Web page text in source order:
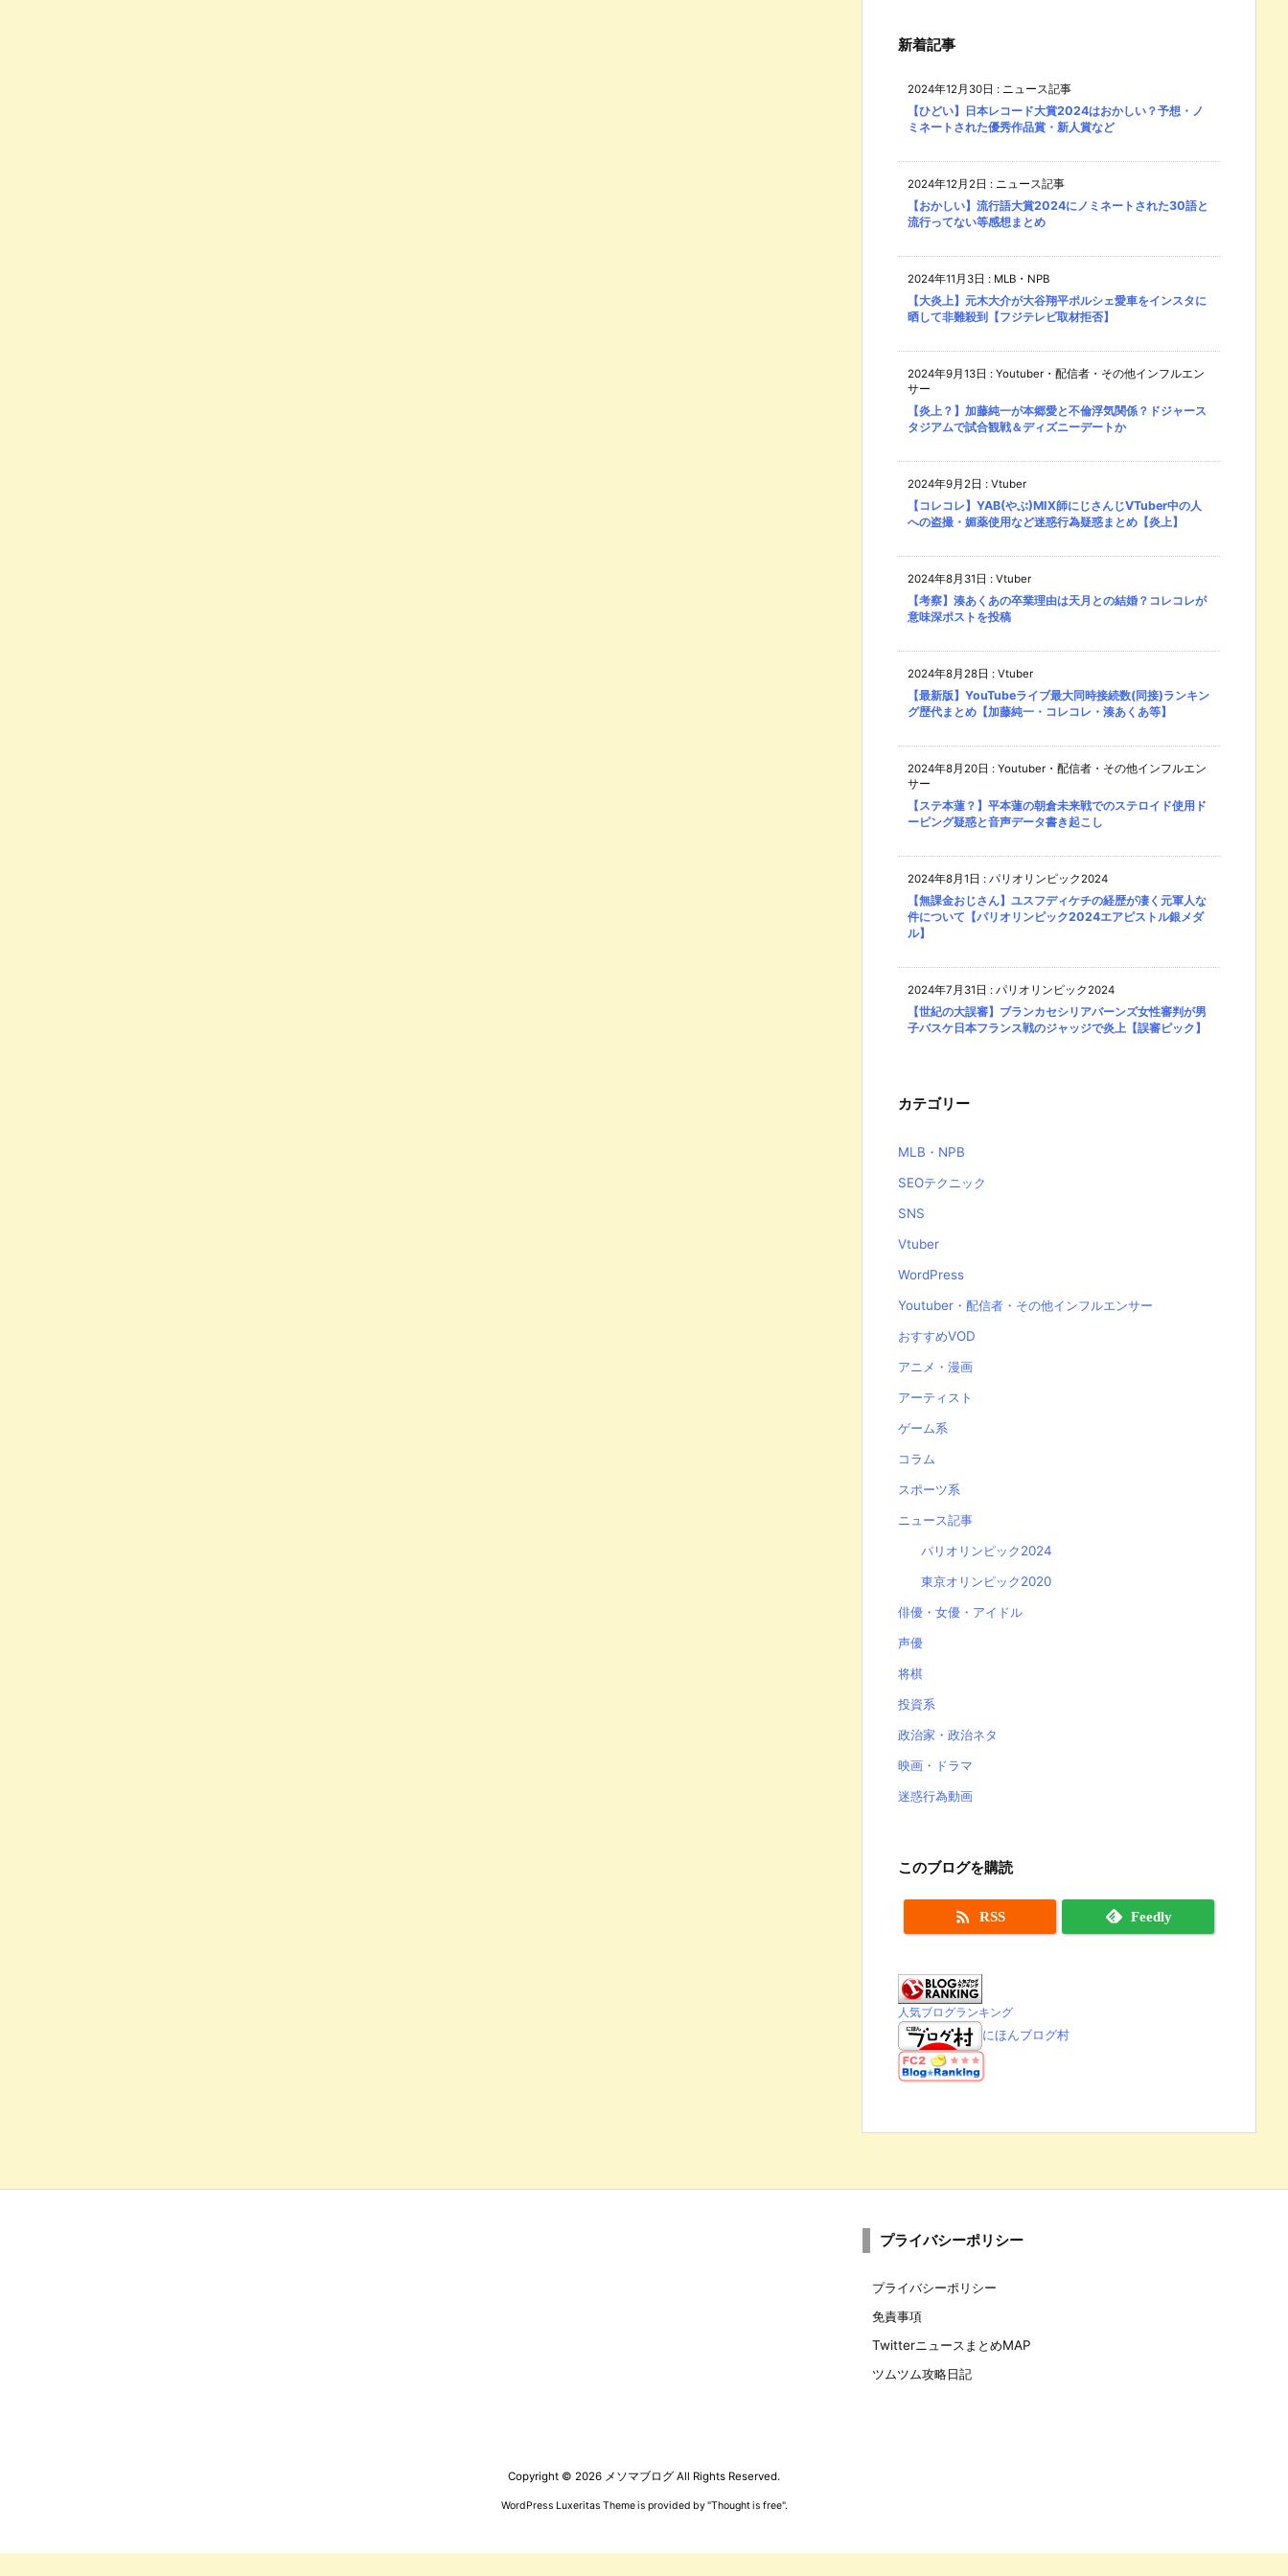
新着記事
2024年12月30日 : ニュース記事
【ひどい】日本レコード大賞2024はおかしい？予想・ノ
ミネートされた優秀作品賞・新人賞など
2024年12月2日 : ニュース記事
【おかしい】流行語大賞2024にノミネートされた30語と
流行ってない等感想まとめ
2024年11月3日 : MLB・NPB
【大炎上】元木大介が大谷翔平ポルシェ愛車をインスタに
晒して非難殺到【フジテレビ取材拒否】
2024年9月13日 : Youtuber・配信者・その他インフルエン
サー
【炎上？】加藤純一が本郷愛と不倫浮気関係？ドジャース
タジアムで試合観戦＆ディズニーデートか
2024年9月2日 : Vtuber
【コレコレ】YAB(やぶ)MIX師にじさんじVTuber中の人
への盗撮・媚薬使用など迷惑行為疑惑まとめ【炎上】
2024年8月31日 : Vtuber
【考察】湊あくあの卒業理由は天月との結婚？コレコレが
意味深ポストを投稿
2024年8月28日 : Vtuber
【最新版】YouTubeライブ最大同時接続数(同接)ランキン
グ歴代まとめ【加藤純一・コレコレ・湊あくあ等】
2024年8月20日 : Youtuber・配信者・その他インフルエン
サー
【ステ本蓮？】平本蓮の朝倉未来戦でのステロイド使用ド
ーピング疑惑と音声データ書き起こし
2024年8月1日 : パリオリンピック2024
【無課金おじさん】ユスフディケチの経歴が凄く元軍人な
件について【パリオリンピック2024エアピストル銀メダ
ル】
2024年7月31日 : パリオリンピック2024
【世紀の大誤審】ブランカセシリアバーンズ女性審判が男
子バスケ日本フランス戦のジャッジで炎上【誤審ピック】
カテゴリー
MLB・NPB
SEOテクニック
SNS
Vtuber
WordPress
Youtuber・配信者・その他インフルエンサー
おすすめVOD
アニメ・漫画
アーティスト
ゲーム系
コラム
スポーツ系
ニュース記事
パリオリンピック2024
東京オリンピック2020
俳優・女優・アイドル
声優
将棋
投資系
政治家・政治ネタ
映画・ドラマ
迷惑行為動画
このブログを購読
 RSS Feedly
人気ブログランキング
にほんブログ村
プライバシーポリシー
プライバシーポリシー
免責事項
TwitterニュースまとめMAP
ツムツム攻略日記
Copyright © 2026 メソマブログ All Rights Reserved.
WordPress Luxeritas Theme is provided by "Thought is free".